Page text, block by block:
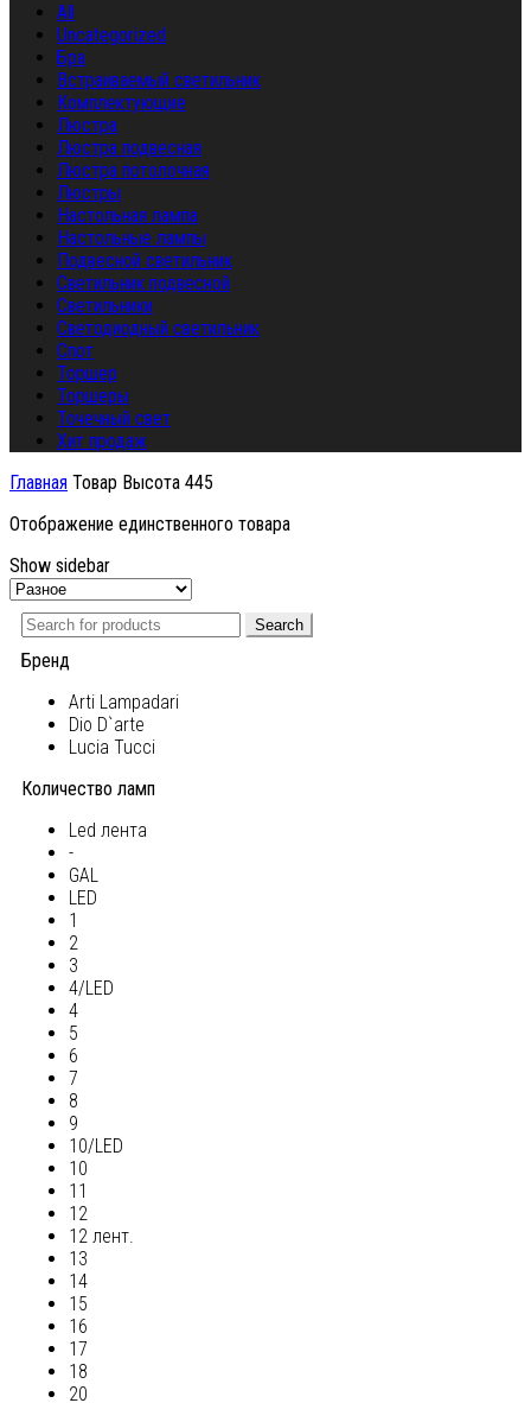
All
Uncategorized
Бра
Встраиваемый светильник
Комплектующие
Люстра
Люстра подвесная
Люстра потолочная
Люстры
Настольная лампа
Настольные лампы
Подвесной светильник
Светильник подвесной
Светильники
Светодиодный светильник
Спот
Торшер
Торшеры
Точечный свет
Хит продаж
Главная Товар Высота 445
Отображение единственного товара
Show sidebar
Search
Бренд
Arti Lampadari
Dio D`arte
Lucia Tucci
Количество ламп
Led лента
-
GAL
LED
1
2
3
4/LED
4
5
6
7
8
9
10/LED
10
11
12
12 лент.
13
14
15
16
17
18
20